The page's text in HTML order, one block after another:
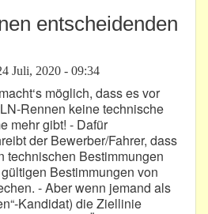
entscheidenden
Juli, 2020 - 09:34
möglich, dass es vor
Rennen keine technische
mehr gibt! - Dafür
der Bewerber/Fahrer, dass
technischen Bestimmungen
Bestimmungen von
- Aber wenn jemand als
Kandidat) die Ziellinie